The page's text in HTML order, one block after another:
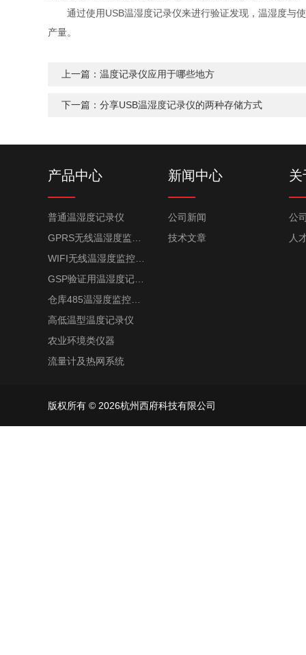
通过使用USB温湿度记录仪来进行验证发现，温湿度与使
产量。
上一篇： 温度记录仪应用于哪些地方
下一篇： 分享USB温湿度记录仪的两种存储方式
产品中心
普通温湿度记录仪
高低温型温度记录仪
农业环境类仪器
流量计及热网系统
新闻中心
公司新闻
技术文章
关
公
人
版权所有 © 2026杭州西府科技有限公司